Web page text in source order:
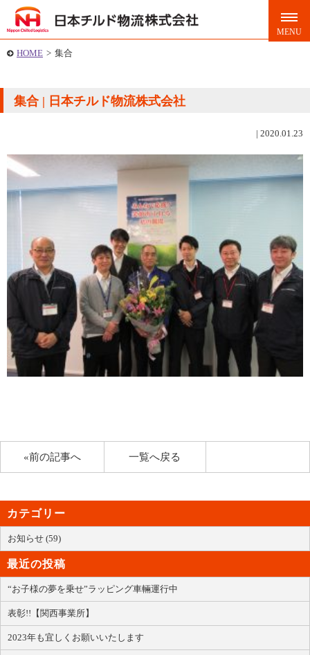
HOME > 集合
集合 | 日本チルド物流株式会社
| 2020.01.23
«前の記事へ 一覧へ戻る
カテゴリー
お知らせ (59)
最近の投稿
“お子様の夢を乗せ”ラッピング車輛運行中
表彰!!【関西事業所】
2023年も宜しくお願いいたします